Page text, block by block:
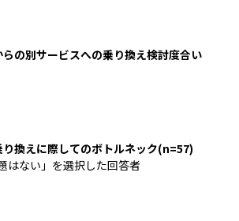
の別サービスへの乗り換え検討度合い
換えに際してのボトルネック(n=57)
はない」を選択した回答者